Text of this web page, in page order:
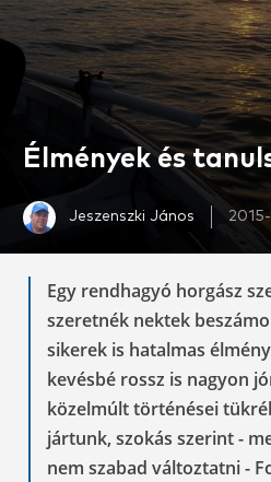
Élmények és
Jeszenszki János
Egy rendhagyó horgász
szeretnék nektek
sikerek is hatalmas
kevésbé rossz is nagyon
közelmúlt történései
jártunk, szokás szerint -
nem szabad változtatni -